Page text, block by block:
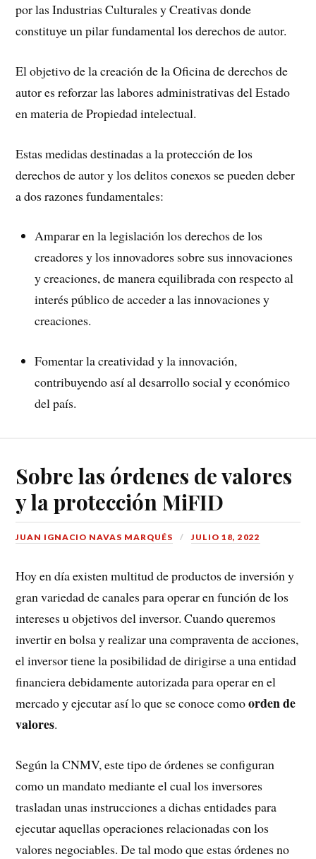
por las Industrias Culturales y Creativas donde
constituye un pilar fundamental los derechos de autor.
El objetivo de la creación de la Oficina de derechos de
autor es reforzar las labores administrativas del Estado
en materia de Propiedad intelectual.
Estas medidas destinadas a la protección de los
derechos de autor y los delitos conexos se pueden deber
a dos razones fundamentales:
Amparar en la legislación los derechos de los
creadores y los innovadores sobre sus innovaciones
y creaciones, de manera equilibrada con respecto al
interés público de acceder a las innovaciones y
creaciones.
Fomentar la creatividad y la innovación,
contribuyendo así al desarrollo social y económico
del país.
Sobre las órdenes de valores
y la protección MiFID
JUAN IGNACIO NAVAS MARQUÉS JULIO 18, 2022
Hoy en día existen multitud de productos de inversión y
gran variedad de canales para operar en función de los
intereses u objetivos del inversor. Cuando queremos
invertir en bolsa y realizar una compraventa de acciones,
el inversor tiene la posibilidad de dirigirse a una entidad
financiera debidamente autorizada para operar en el
mercado y ejecutar así lo que se conoce comoorden de
valores.
Según la CNMV, este tipo de órdenes se configuran
como un mandato mediante el cual los inversores
trasladan unas instrucciones a dichas entidades para
ejecutar aquellas operaciones relacionadas con los
valores negociables. De tal modo que estas órdenes no